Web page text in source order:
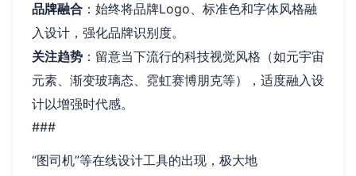
品牌融合 ：始终将品牌Logo、标准色和字体风格融
入设计，强化品牌识别度。
关注趋势 ：留意当下流行的科技视觉风格（如元宇宙
元素、渐变玻璃态、霓虹赛博朋克等），适度融入设
计以增强时代感。
###
“图司机”等在线设计工具的出现，极大地